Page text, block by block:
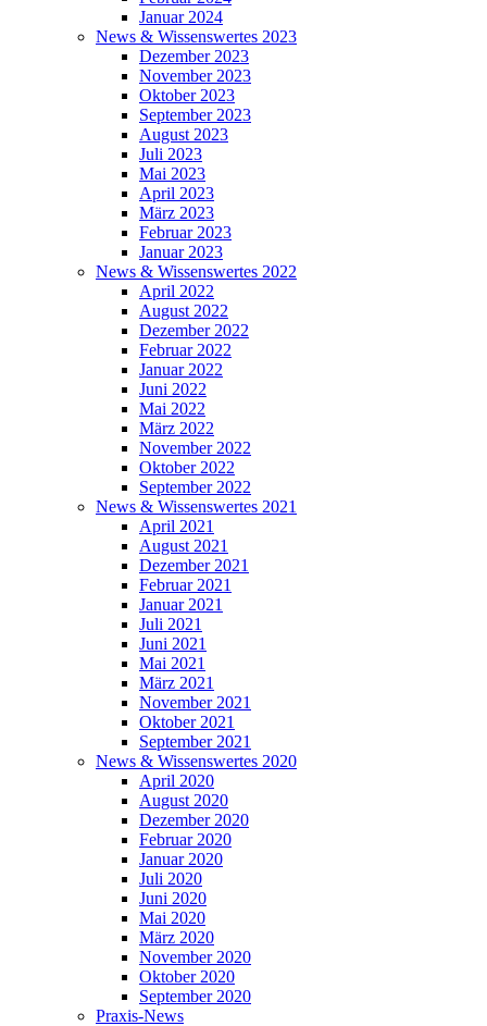
Januar 2024
News & Wissenswertes 2023
Dezember 2023
November 2023
Oktober 2023
September 2023
August 2023
Juli 2023
Mai 2023
April 2023
März 2023
Februar 2023
Januar 2023
News & Wissenswertes 2022
April 2022
August 2022
Dezember 2022
Februar 2022
Januar 2022
Juni 2022
Mai 2022
März 2022
November 2022
Oktober 2022
September 2022
News & Wissenswertes 2021
April 2021
August 2021
Dezember 2021
Februar 2021
Januar 2021
Juli 2021
Juni 2021
Mai 2021
März 2021
November 2021
Oktober 2021
September 2021
News & Wissenswertes 2020
April 2020
August 2020
Dezember 2020
Februar 2020
Januar 2020
Juli 2020
Juni 2020
Mai 2020
März 2020
November 2020
Oktober 2020
September 2020
Praxis-News